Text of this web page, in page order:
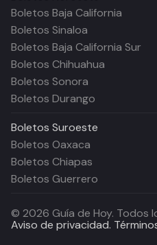
Boletos Baja California
Boletos Sinaloa
Boletos Baja California Sur
Boletos Chihuahua
Boletos Sonora
Boletos Durango
Boletos Suroeste
Boletos Oaxaca
Boletos Chiapas
Boletos Guerrero
© 2026 Guía de Hoy. Todos
Aviso de privacidad.